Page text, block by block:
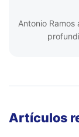
Antonio
Artículos